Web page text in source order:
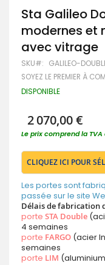
Passer
au
début
de
la
Galerie
d’images
Sta Galileo
modernes et
avec vitrage
SKU GALILEO-
SOYEZ LE PREMIER À
DISPONIBLE
2 070,00 €
Le prix comprend la
CLIQUEZ ICI POUR
Les portes sont
passée sur le site
Délais de fabrication
porte STA Double
4 semaines
porte FARGO (acier
semaines
porte LIM